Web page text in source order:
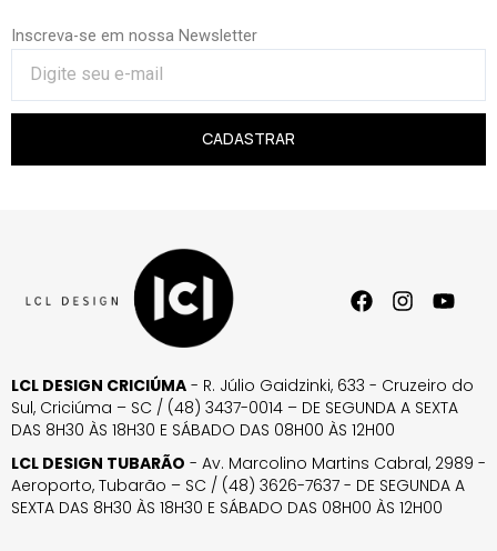
Inscreva-se em nossa Newsletter
CADASTRAR
LCL DESIGN CRICIÚMA - R. Júlio Gaidzinki, 633 - Cruzeiro do
Sul, Criciúma – SC / (48) 3437-0014 – DE SEGUNDA A SEXTA
DAS 8H30 ÀS 18H30 E SÁBADO DAS 08H00 ÀS 12H00
LCL DESIGN TUBARÃO - Av. Marcolino Martins Cabral, 2989 -
Aeroporto, Tubarão – SC / (48) 3626-7637 - DE SEGUNDA A
SEXTA DAS 8H30 ÀS 18H30 E SÁBADO DAS 08H00 ÀS 12H00